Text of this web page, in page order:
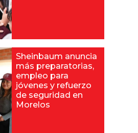
Sheinbaum anuncia
más preparatorias,
empleo para
jóvenes y refuerzo
de seguridad en
Morelos